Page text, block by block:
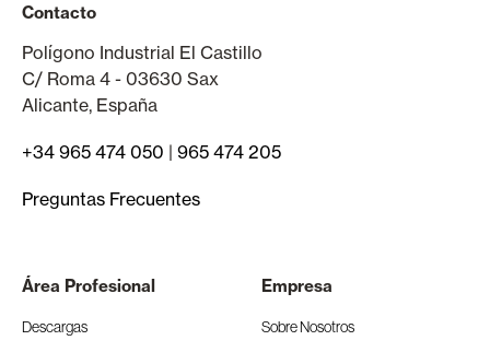
Contacto
Polígono Industrial El Castillo
C/ Roma 4 - 03630 Sax
Alicante, España
+34 965 474 050 | 965 474 205
Preguntas Frecuentes
Área Profesional
Descargas
Empresa
Sobre Nosotros